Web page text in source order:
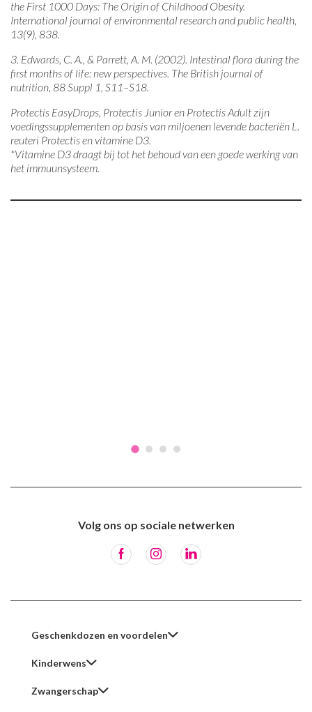
the First 1000 Days: The Origin of Childhood Obesity.
International journal of environmental research and public health,
13(9), 838.
3. Edwards, C. A., & Parrett, A. M. (2002). Intestinal flora during the
first months of life: new perspectives. The British journal of
nutrition, 88 Suppl 1, S11–S18.
Protectis EasyDrops, Protectis Junior en Protectis Adult zijn
voedingssupplementen op basis van miljoenen levende bacteriën L.
reuteri Protectis en vitamine D3.
*Vitamine D3 draagt bij tot het behoud van een goede werking van
het immuunsysteem.
Volg ons op sociale netwerken
Geschenkdozen en voordelen
Kinderwens
Zwangerschap